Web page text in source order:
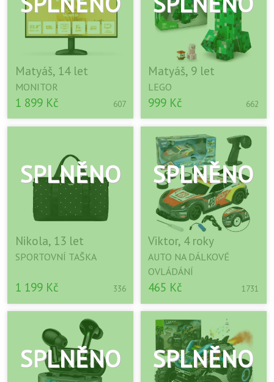
Matyáš, 14 let
MONITOR
1 899 Kč 607
Matyáš, 9 let
LEGO
999 Kč 662
Nikola, 13 let
SPORTOVNÍ TAŠKA
1 199 Kč 336
Viktor, 4 roky
AUTO NA DÁLKOVÉ
OVLÁDÁNÍ
465 Kč 1731